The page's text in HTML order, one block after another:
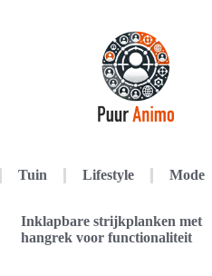
Tuin Lifestyle Mode
Inklapbare strijkplanken met
hangrek voor functionaliteit